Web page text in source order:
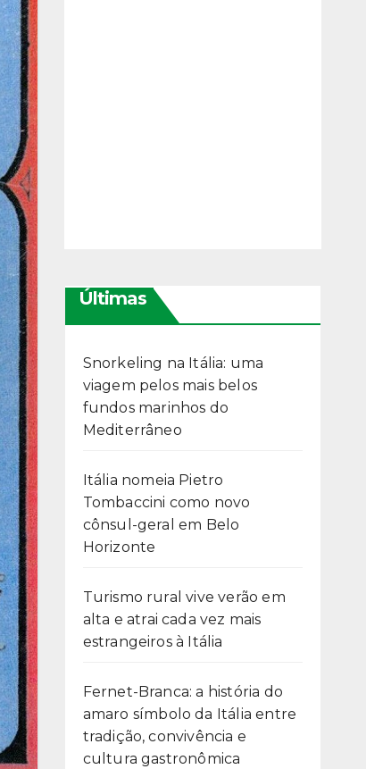
Últimas
Snorkeling na Itália: uma
viagem pelos mais belos
fundos marinhos do
Mediterrâneo
Itália nomeia Pietro
Tombaccini como novo
cônsul-geral em Belo
Horizonte
Turismo rural vive verão em
alta e atrai cada vez mais
estrangeiros à Itália
Fernet-Branca: a história do
amaro símbolo da Itália entre
tradição, convivência e
cultura gastronômica